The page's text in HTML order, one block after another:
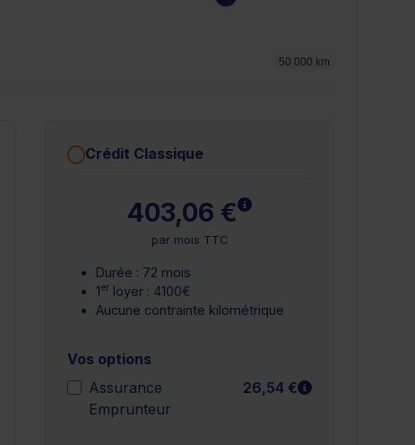
50 000 km
savoir plus
savoir plus
Crédit Classique
403,06 € En savoir plus
par mois TTC
Durée : 72 mois
1er loyer : 4100€
Aucune contrainte kilométrique
Vos options
Assurance
Emprunteur
26,54 € En savoir plus